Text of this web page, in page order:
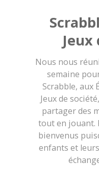
Jeux
Nous nous
semaine
Scrabble, aux
Jeux de
partager des
tout en jouant.
bienvenus
enfants et